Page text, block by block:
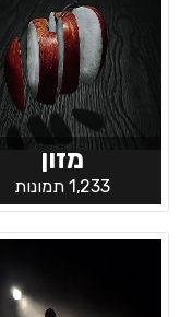
מזון
1,233 תמונות